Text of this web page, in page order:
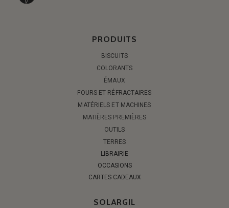
PRODUITS
BISCUITS
COLORANTS
ÉMAUX
FOURS ET RÉFRACTAIRES
MATÉRIELS ET MACHINES
MATIÈRES PREMIÈRES
OUTILS
TERRES
LIBRAIRIE
OCCASIONS
CARTES CADEAUX
SOLARGIL